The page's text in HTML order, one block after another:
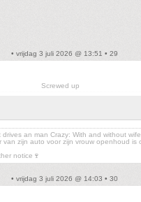
• vrijdag 3 juli 2026 @ 13:51 • 29
Screwed up
an man Crazy: With and without wife
van zijn auto voor zijn vrouw openhoud is
notice🍷
• vrijdag 3 juli 2026 @ 14:03 • 30